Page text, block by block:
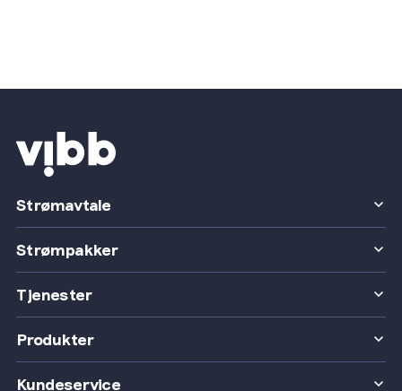
Strømavtale
Strømpakker
Tjenester
Produkter
Kundeservice